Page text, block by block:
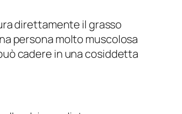
direttamente il grasso
persona molto muscolosa
cadere in una cosiddetta